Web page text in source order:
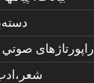
راپورتاژهای